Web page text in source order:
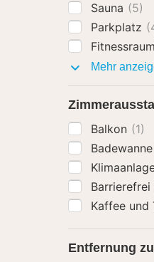
Sauna (5)
Parkplatz
Mehr
Balkon (1)
Badewanne
Barrierefrei
Kaffee und
Entfernung